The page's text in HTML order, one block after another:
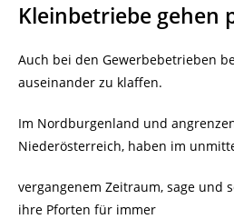
Kleinbetriebe gehen
Auch bei den Gewerbebetrieben
auseinander zu klaffen.
Im Nordburgenland und
Niederösterreich, haben im
vergangenem Zeitraum, sage und
ihre Pforten für immer